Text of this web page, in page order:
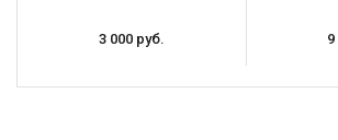
3 000 руб. 9